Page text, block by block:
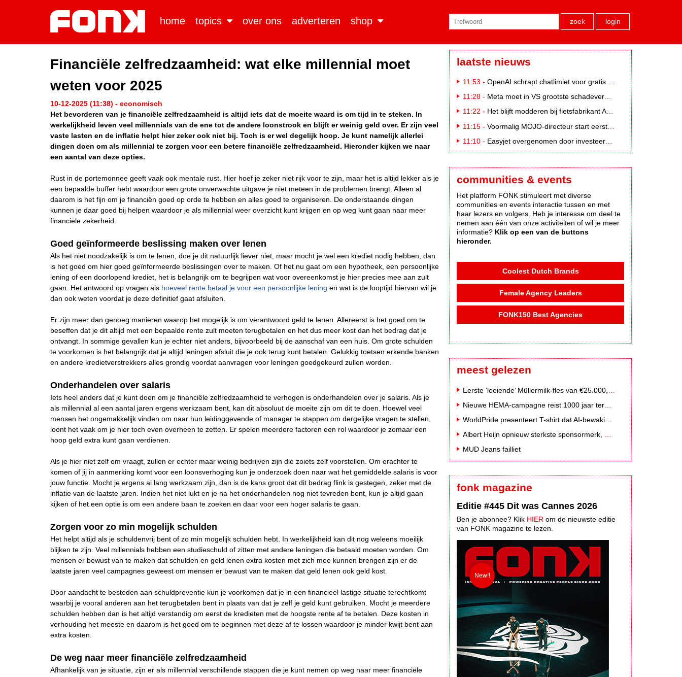
home topics over ons adverteren shop zoek login
Financiële zelfredzaamheid: wat elke millennial moet
weten voor 2025
10-12-2025 (11:38) - economisch
Het bevorderen van je financiële zelfredzaamheid is altijd iets dat de moeite waard is om tijd in te steken. In
werkelijkheid leven veel millennials van de ene tot de andere loonstrook en blijft er weinig geld over. Er zijn veel
vaste lasten en de inflatie helpt hier zeker ook niet bij. Toch is er wel degelijk hoop. Je kunt namelijk allerlei
dingen doen om als millennial te zorgen voor een betere financiële zelfredzaamheid. Hieronder kijken we naar
een aantal van deze opties.
Rust in de portemonnee geeft vaak ook mentale rust. Hier hoef je zeker niet rijk voor te zijn, maar het is altijd lekker als je
een bepaalde buffer hebt waardoor een grote onverwachte uitgave je niet meteen in de problemen brengt. Alleen al
daarom is het fijn om je financiën goed op orde te hebben en alles goed te organiseren. De onderstaande dingen
kunnen je daar goed bij helpen waardoor je als millennial weer overzicht kunt krijgen en op weg kunt gaan naar meer
financiële zekerheid.
Goed geïnformeerde beslissing maken over lenen
Als het niet noodzakelijk is om te lenen, doe je dit natuurlijk liever niet, maar mocht je wel een krediet nodig hebben, dan
is het goed om hier goed geïnformeerde beslissingen over te maken. Of het nu gaat om een hypotheek, een persoonlijke
lening of een doorlopend krediet, het is belangrijk om te begrijpen wat voor overeenkomst je hier precies mee aan zult
gaan. Het antwoord op vragen als hoeveel rente betaal je voor een persoonlijke lening en wat is de looptijd hiervan wil je
dan ook weten voordat je deze definitief gaat afsluiten.
Er zijn meer dan genoeg manieren waarop het mogelijk is om verantwoord geld te lenen. Allereerst is het goed om te
beseffen dat je dit altijd met een bepaalde rente zult moeten terugbetalen en het dus meer kost dan het bedrag dat je
ontvangt. In sommige gevallen kun je echter niet anders, bijvoorbeeld bij de aanschaf van een huis. Om grote schulden
te voorkomen is het belangrijk dat je altijd leningen afsluit die je ook terug kunt betalen. Gelukkig toetsen erkende banken
en andere kredietverstrekkers alles grondig voordat aanvragen voor leningen goedgekeurd zullen worden.
Onderhandelen over salaris
Iets heel anders dat je kunt doen om je financiële zelfredzaamheid te verhogen is onderhandelen over je salaris. Als je
als millennial al een aantal jaren ergens werkzaam bent, kan dit absoluut de moeite zijn om dit te doen. Hoewel veel
mensen het ongemakkelijk vinden om naar hun leidinggevende of manager te stappen om dergelijke vragen te stellen,
loont het vaak om je hier toch even overheen te zetten. Er spelen meerdere factoren een rol waardoor je zomaar een
hoop geld extra kunt gaan verdienen.
Als je hier niet zelf om vraagt, zullen er echter maar weinig bedrijven zijn die zoiets zelf voorstellen. Om erachter te
komen of jij in aanmerking komt voor een loonsverhoging kun je onderzoek doen naar wat het gemiddelde salaris is voor
jouw functie. Mocht je ergens al lang werkzaam zijn, dan is de kans groot dat dit bedrag flink is gestegen, zeker met de
inflatie van de laatste jaren. Indien het niet lukt en je na het onderhandelen nog niet tevreden bent, kun je altijd gaan
kijken of het een optie is om een andere baan te zoeken en daar voor een hoger salaris te gaan.
Zorgen voor zo min mogelijk schulden
Het helpt altijd als je schuldenvrij bent of zo min mogelijk schulden hebt. In werkelijkheid kan dit nog weleens moeilijk
blijken te zijn. Veel millennials hebben een studieschuld of zitten met andere leningen die betaald moeten worden. Om
mensen er bewust van te maken dat schulden en geld lenen extra kosten met zich mee kunnen brengen zijn er de
laatste jaren veel campagnes geweest om mensen er bewust van te maken dat geld lenen ook geld kost.
Door aandacht te besteden aan schuldpreventie kun je voorkomen dat je in een financieel lastige situatie terechtkomt
waarbij je vooral anderen aan het terugbetalen bent in plaats van dat je zelf je geld kunt gebruiken. Mocht je meerdere
schulden hebben dan is het altijd verstandig om eerst de kredieten met de hoogste rente af te betalen. Deze kosten in
verhouding het meeste en daarom is het goed om te beginnen met deze af te lossen waardoor je minder kwijt bent aan
extra kosten.
De weg naar meer financiële zelfredzaamheid
Afhankelijk van je situatie, zijn er als millennial verschillende stappen die je kunt nemen op weg naar meer financiële
laatste nieuws
11:53 - OpenAI schrapt chatlimiet voor gratis ChatGPT-gebruikers
11:28 - Meta moet in VS grootste schadevergoeding ooit betalen: 567 miljoen dollar
11:22 - Het blijft modderen bij fietsfabrikant Accell. Krijgt uitstel van betaling
11:15 - Voormalig MOJO-directeur start eerste country radiozender. van Nederland
11:10 - Easyjet overgenomen door investeerder Apollo
communities & events
Het platform FONK stimuleert met diverse
communities en events interactie tussen en met
haar lezers en volgers. Heb je interesse om deel te
nemen aan één van onze activiteiten of wil je meer
informatie? Klik op een van de buttons
hieronder.
Coolest Dutch Brands
Female Agency Leaders
FONK150 Best Agencies
meest gelezen
MUD Jeans failliet
fonk magazine
Editie #445 Dit was Cannes 2026
Ben je abonnee? Klik HIER om de nieuwste editie
van FONK magazine te lezen.